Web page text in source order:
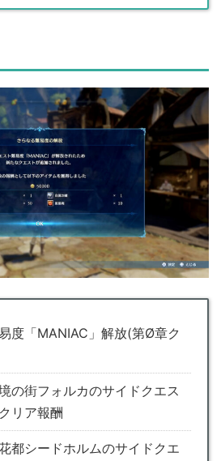
易度「MANIAC」解放(第Ø章ク
境の街フォルカのサイドクエス
リア報酬
花都シードホルムのサイドクエ